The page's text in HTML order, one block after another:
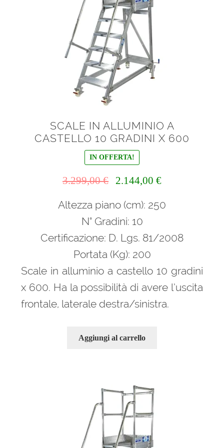
scelte
nella
pagina
del
prodotto
SCALE IN ALLUMINIO A
CASTELLO 10 GRADINI X 600
IN OFFERTA!
3.299,00€
originale
3.299,00 €.
2.144,00 €Il
attuale
Altezza piano (cm): 250
N° Gradini: 10
Certificazione: D. Lgs. 81/2008
Portata (Kg): 200
Scale in alluminio a castello 10 gradini
x 600. Ha la possibilità di avere l’uscita
frontale, laterale destra/sinistra.
Aggiungi al carrello